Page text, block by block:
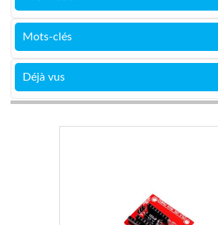
Mots-clés
Déjà vus